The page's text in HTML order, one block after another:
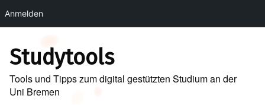
Anmelden
Skip to main navigation
Skip to main content
Skip to footer
Studytools
Tools und Tipps zum digital gestützten Studium an der
Uni Bremen